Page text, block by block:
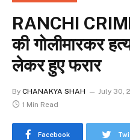
RANCHI
की गोलीमारकर
लेकर हुए फरार
By CHANAKYA SHAH July 30,
1 Min Read
Facebook